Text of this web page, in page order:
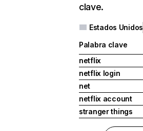
clave.
Estados Unidos
Palabra clave
netflix
netflix login
net
netflix account
stranger things